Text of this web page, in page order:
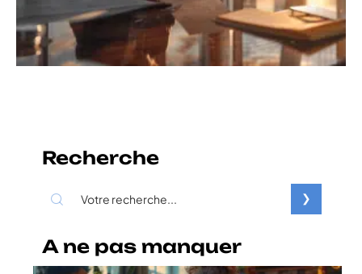
Recherche
A ne pas manquer